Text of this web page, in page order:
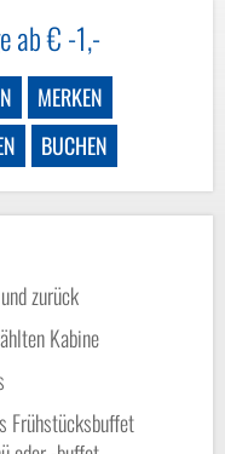
ab€ -1,-
MERKEN
BUCHEN
zurück
Kabine
Frühstücksbuffet